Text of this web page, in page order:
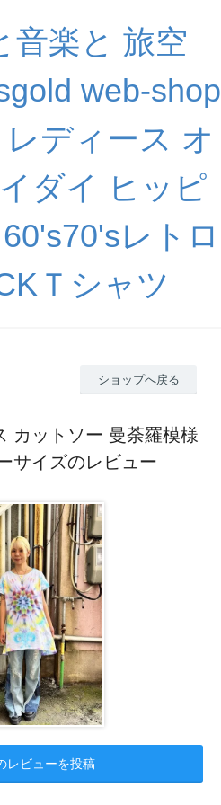
音楽と 旅空
web-shop
ディース オ
ダイ ヒッピ
レトロ
Ｔシャツ
ショップへ戻る
カットソー 曼荼羅模様
サイズのレビュー
レビューを投稿